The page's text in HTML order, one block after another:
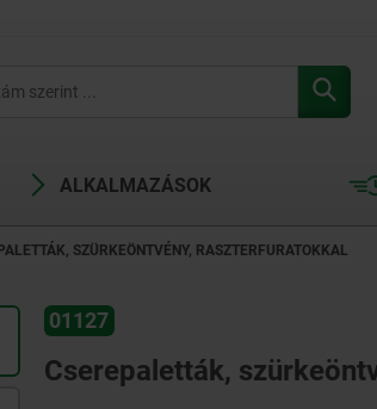
ALKALMAZÁSOK
SZÜRKEÖNTVÉNY, RASZTERFURATOKKAL
01127
Cserepaletták,